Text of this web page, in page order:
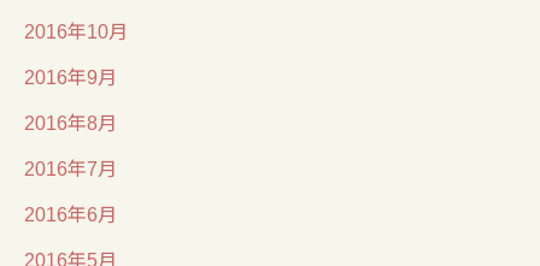
2016年10月
2016年9月
2016年8月
2016年7月
2016年6月
2016年5月